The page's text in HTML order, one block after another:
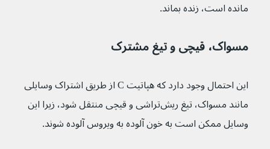
مانده است، زنده بماند.
مسواک، قیچی و تیغ مشترک
این احتمال وجود دارد که هپاتیت C از طریق اشتراک وسایلی
مانند مسواک، تیغ ریش‌تراشی و قیچی منتقل شود، زیرا این
وسایل ممکن است به خون آلوده به ویروس آلوده شوند.